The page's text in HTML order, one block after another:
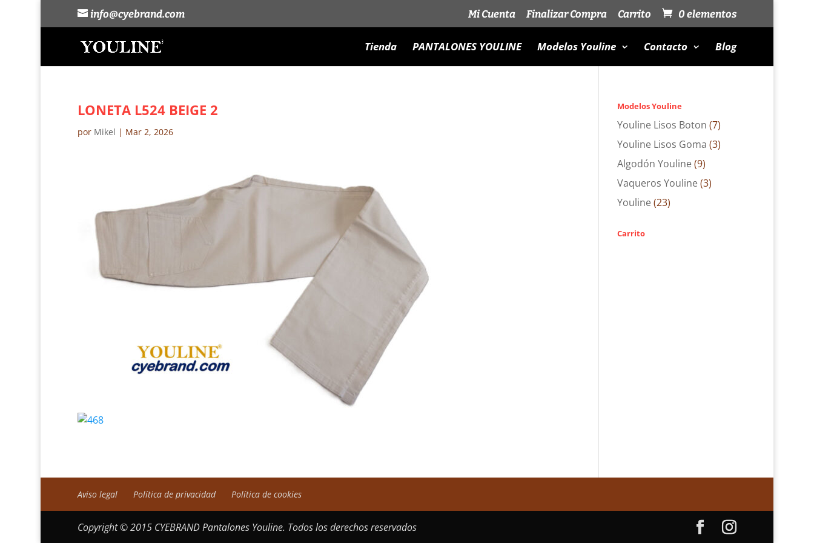
info@cyebrand.com Mi Cuenta Finalizar Compra Carrito 0 elementos
Tienda PANTALONES YOULINE Modelos Youline Contacto Blog
LONETA L524 BEIGE 2
por Mikel | Mar 2, 2026
Modelos Youline
Youline Lisos Boton (7)
Youline Lisos Goma (3)
Algodón Youline(9)
Vaqueros Youline(3)
Youline(23)
Carrito
Aviso legal Política de privacidad Política de cookies
Copyright © 2015 CYEBRAND Pantalones Youline. Todos los derechos reservados